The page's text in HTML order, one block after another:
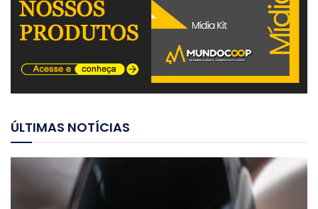
ÚLTIMAS NOTÍCIAS